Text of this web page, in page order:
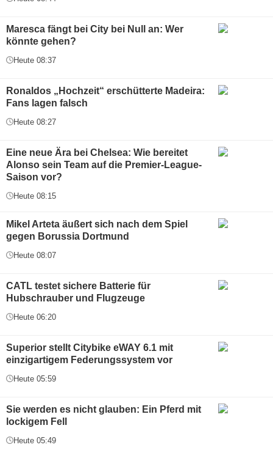
Maresca fängt bei City bei Null an: Wer
könnte gehen?
Heute 08:37
Ronaldos „Hochzeit“ erschütterte Madeira:
Fans lagen falsch
Heute 08:27
Eine neue Ära bei Chelsea: Wie bereitet
Alonso sein Team auf die Premier-League-
Saison vor?
Heute 08:15
Mikel Arteta äußert sich nach dem Spiel
gegen Borussia Dortmund
Heute 08:07
CATL testet sichere Batterie für
Hubschrauber und Flugzeuge
Heute 06:20
Superior stellt Citybike eWAY 6.1 mit
einzigartigem Federungssystem vor
Heute 05:59
Sie werden es nicht glauben: Ein Pferd mit
lockigem Fell
Heute 05:49